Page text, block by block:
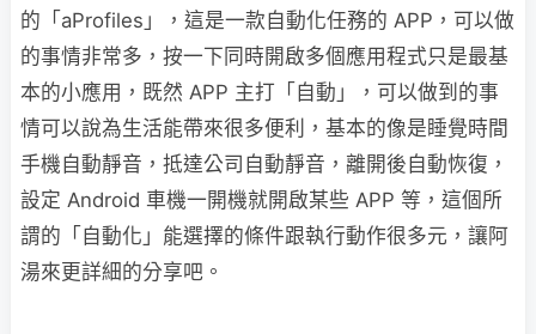
的「aProfiles」，這是一款自動化任務的 APP，可以做
的事情非常多，按一下同時開啟多個應用程式只是最基
本的小應用，既然 APP 主打「自動」，可以做到的事
情可以說為生活能帶來很多便利，基本的像是睡覺時間
手機自動靜音，抵達公司自動靜音，離開後自動恢復，
設定 Android 車機一開機就開啟某些 APP 等，這個所
謂的「自動化」能選擇的條件跟執行動作很多元，讓阿
湯來更詳細的分享吧。